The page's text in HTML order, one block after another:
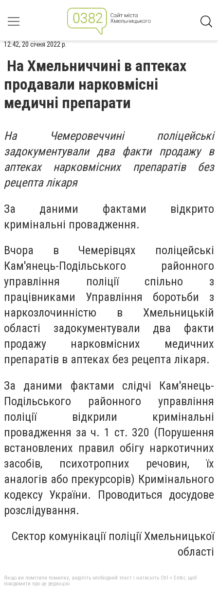
12:42, 20 січня 2022 р.
На Хмельниччині в аптеках
продавали нарковмісні
медичні препарати
На Чемеровеччині поліцейські
задокументували два факти продажу в
аптеках нарковмісних препаратів без
рецепта лікаря
За даними фактами відкрито
кримінальні провадження.
Вчора в Чемерівцях поліцейські
Кам'янець-Подільського районного
управління поліції спільно з
працівниками Управління боротьби з
наркозлочинністю в Хмельницькій
області задокументували два факти
продажу нарковмісних медичних
препаратів в аптеках без рецепта лікаря.
За даними фактами слідчі Кам'янець-
Подільського районного управління
поліції відкрили кримінальні
провадження за ч. 1 ст. 320 (Порушення
встановлених правил обігу наркотичних
засобів, психотропних речовин, їх
аналогів або прекурсорів) Кримінального
кодексу України. Проводиться досудове
розслідування.
Сектор комунікації поліції Хмельницької
області
Якщо ви помітили помилку, виділіть необхідний текст і натисніть Ctrl + Enter, щоб
повідомити про це редакцію